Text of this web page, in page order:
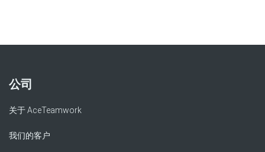
公司
关于 AceTeamwork
我们的客户